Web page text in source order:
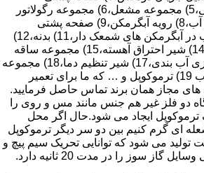
آبگرمکن،4) مبدل گرمایی،5) مجموعه مشعل،6) مجموعه رگولاتور
گاز،7) مجموعه رگولاتور آب،8) رویه آبگرمکن،9) صفحه پشتی
آبگرمکن،10) رگولاتور آب در آبگرمکن های شمعک دار،11) بدنه،12)
قاب برنجی،13) شیپوره،14) شیر احتراق آهسته،15) مجموعه ساقه
سوپاپ،16) مجموعه مغزی آب بندی،17) شیر تنظیم دما،18) مجموعه
دیافگرام و میل سوپاپ آب 19) ترموکوپل و … که ما برای تعمیر
های مجاز همان برند تماس حاصل فرمایید.
دو فلز غیر هم جنس مانند مس و روی را
ترموکوپل ایجاد می شود.حال اگر محل
ای گرم کنیم بین دو سر دیگر ترموکوپل
20 میلی ولت تولید می شود که توانایی تحریک سیم پیچ و
سوز را در مدت 20 ثانیه دارد.